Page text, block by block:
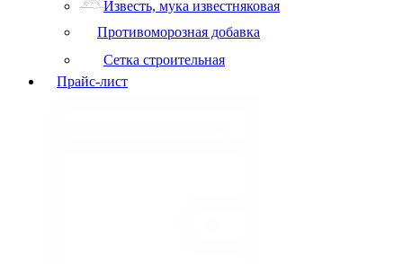
Известь, мука известняковая
Противоморозная добавка
Сетка строительная
Прайс-лист